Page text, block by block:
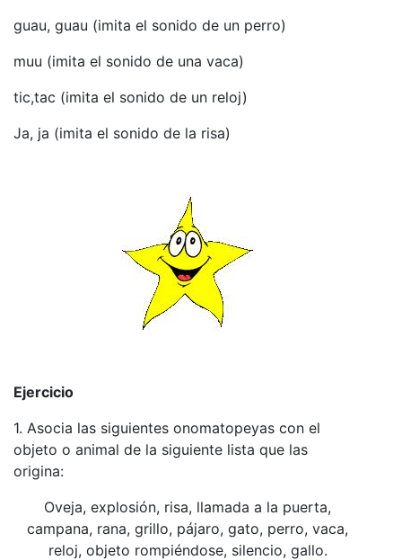
guau, guau (imita el sonido de un perro)
muu (imita el sonido de una vaca)
tic,tac (imita el sonido de un reloj)
Ja, ja (imita el sonido de la risa)
Ejercicio
1. Asocia las siguientes onomatopeyas con el
objeto o animal de la siguiente lista que las
origina:
Oveja, explosión, risa, llamada a la puerta,
campana, rana, grillo, pájaro, gato, perro, vaca,
reloj, objeto rompiéndose, silencio, gallo.